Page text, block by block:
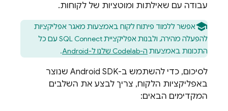
עבודה עם שאילתות ומוטציות של לקוחות.
אפשר ללמוד פיתוח לקוח באמצעות מאגר אפליקציות
להפעלה מהירה, ולבנות אפליקצייתSQL Connect עם כל
התכונות באמצעות ה-Codelab שלנו ל-Android .
לסיכום, כדי להשתמש ב-Android SDK שנוצר
באפליקציות הלקוח, צריך לבצע את השלבים
המקדימים הבאים: